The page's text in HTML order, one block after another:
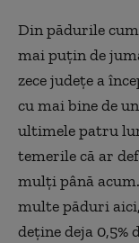
Din pădurile
mai puţin de
zece judeţe a
cu mai bine de
ultimele patru
temerile că ar
mulţi până
multe păduri
deţine deja